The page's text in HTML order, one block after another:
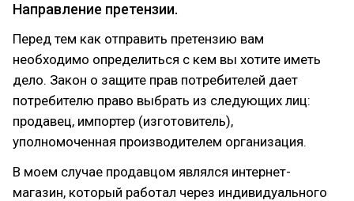
Направление претензии.
Перед тем как отправить претензию вам
необходимо определиться с кем вы хотите иметь
дело. Закон о защите прав потребителей дает
потребителю право выбрать из следующих лиц:
продавец, импортер (изготовитель),
уполномоченная производителем организация.
В моем случае продавцом являлся интернет-
магазин, который работал через индивидуального